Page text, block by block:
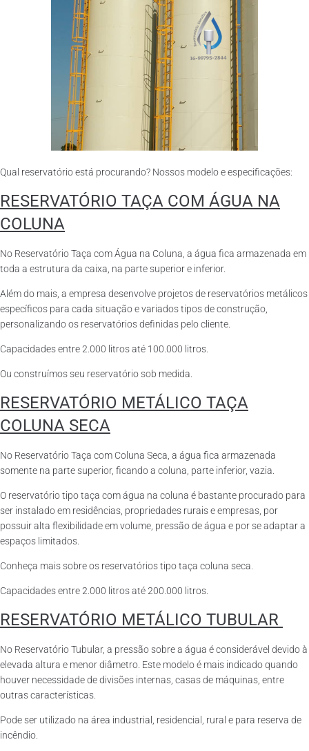
Qual reservatório está procurando? Nossos modelo e especificações:
RESERVATÓRIO TAÇA COM ÁGUA NA
COLUNA
No Reservatório Taça com Água na Coluna, a água fica armazenada em
toda a estrutura da caixa, na parte superior e inferior.
Além do mais, a empresa desenvolve projetos de reservatórios metálicos
específicos para cada situação e variados tipos de construção,
personalizando os reservatórios definidas pelo cliente.
Capacidades entre 2.000 litros até 100.000 litros.
Ou construímos seu reservatório sob medida.
RESERVATÓRIO METÁLICO TAÇA
COLUNA SECA
No Reservatório Taça com Coluna Seca, a água fica armazenada
somente na parte superior, ficando a coluna, parte inferior, vazia.
O reservatório tipo taça com água na coluna é bastante procurado para
ser instalado em residências, propriedades rurais e empresas, por
possuir alta flexibilidade em volume, pressão de água e por se adaptar a
espaços limitados.
Conheça mais sobre os reservatórios tipo taça coluna seca.
Capacidades entre 2.000 litros até 200.000 litros.
RESERVATÓRIO METÁLICO TUBULAR
No Reservatório Tubular, a pressão sobre a água é considerável devido à
elevada altura e menor diâmetro. Este modelo é mais indicado quando
houver necessidade de divisões internas, casas de máquinas, entre
outras características.
Pode ser utilizado na área industrial, residencial, rural e para reserva de
incêndio.